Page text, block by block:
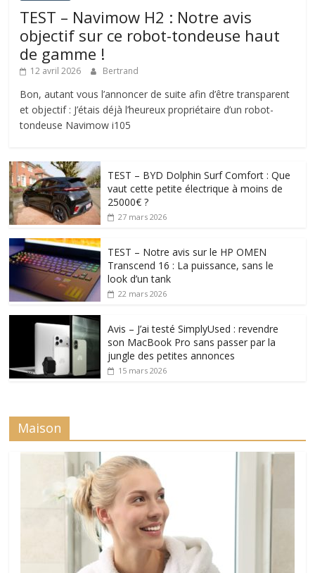
TEST – Navimow H2 : Notre avis
objectif sur ce robot-tondeuse haut
de gamme !
12 avril 2026 Bertrand
Bon, autant vous l’annoncer de suite afin d’être transparent
et objectif : J’étais déjà l’heureux propriétaire d’un robot-
tondeuse Navimow i105
TEST – BYD Dolphin Surf Comfort : Que
vaut cette petite électrique à moins de
25000€ ?
27 mars 2026
TEST – Notre avis sur le HP OMEN
Transcend 16 : La puissance, sans le
look d’un tank
22 mars 2026
Avis – J’ai testé SimplyUsed : revendre
son MacBook Pro sans passer par la
jungle des petites annonces
15 mars 2026
Maison